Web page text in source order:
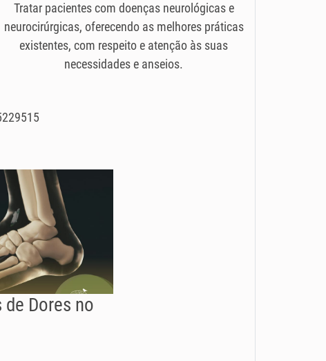
Tratar pacientes com doenças neurológicas e
neurocirúrgicas, oferecendo as melhores práticas
existentes, com respeito e atenção às suas
necessidades e anseios.
de Dores no